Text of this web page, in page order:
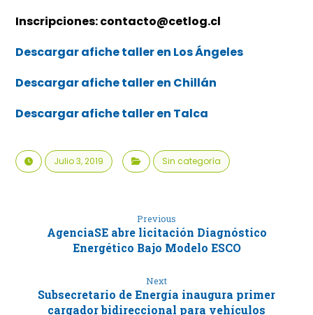
Inscripciones: contacto@cetlog.cl
Descargar afiche taller en Los Ángeles
Descargar afiche taller en Chillán
Descargar afiche taller en Talca
Julio 3, 2019 Sin categoría
Previous
AgenciaSE abre licitación Diagnóstico
Energético Bajo Modelo ESCO
Next
Subsecretario de Energía inaugura primer
cargador bidireccional para vehículos